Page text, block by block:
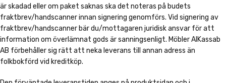
är skadad eller om paket saknas ska det noteras på budets
fraktbrev/handscanner innan signering genomförs. Vid signering av
fraktbrev/handscanner bär du/mottagaren juridisk ansvar för att
information om överlämnat gods är sanningsenligt. Möbler AlKassab
AB förbehåller sig rätt att neka leverans till annan adress än
folkbokförd vid kreditköp.